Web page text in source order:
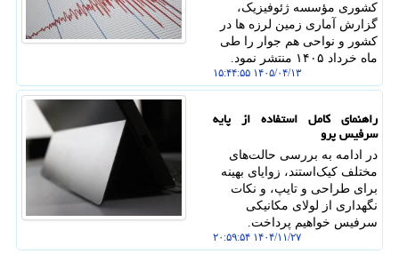
کشوری مؤسسه ژئوفیزیک،
گزارش آماری زمین لرزه ها در
کشور و نواحی هم جوار را طی
ماه خرداد ۱۴۰۵ منتشر نمود.
۱۴۰۵/۰۴/۱۳ ۱۵:۴۴:۵۵
راهنمای کامل استفاده از پایه
سرفیس پرو
در ادامه به بررسی حالت‌های
مختلف کیک‌استند، زوایای بهینه
برای طراحی و تایپ، و نکات
نگهداری از لولای مکانیکی
سرفیس خواهیم پرداخت.
۱۴۰۴/۱۱/۲۷ ۲۰:۵۹:۵۴